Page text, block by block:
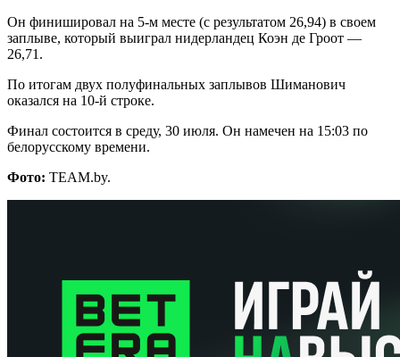
Он финишировал на 5-м месте (с результатом 26,94) в своем
заплыве, который выиграл нидерландец Коэн де Гроот —
26,71.
По итогам двух полуфинальных заплывов Шиманович
оказался на 10-й строке.
Финал состоится в среду, 30 июля. Он намечен на 15:03 по
белорусскому времени.
Фото: TEAM.by.